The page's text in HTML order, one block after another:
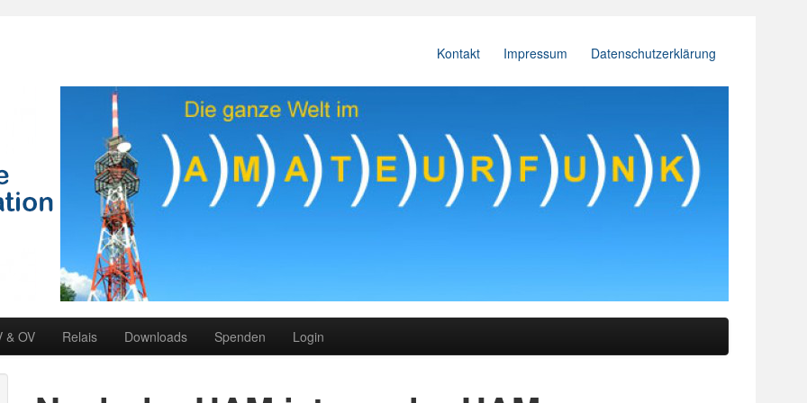
Kontakt Impressum Datenschutzerklärung
& OV Relais Downloads Spenden Login